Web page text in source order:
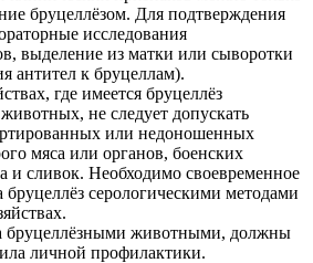
бруцеллёзом. Для подтверждения
исследования
выделение из матки или сыворотки
антител к бруцеллам).
где имеется бруцеллёз
не следует допускать
или недоношенных
мяса или органов, боенских
и сливок. Необходимо своевременное
серологическими методами
бруцеллёзными животными, должны
личной профилактики.